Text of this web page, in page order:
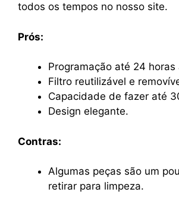
todos os tempos no nosso site.
Prós:
Programação até 24 horas
Filtro reutilizável e
Capacidade de fazer até
Design elegante.
Contras:
Algumas peças são um
retirar para limpeza.